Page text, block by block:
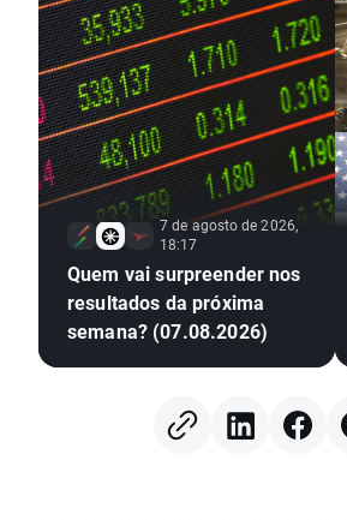
7 de agosto de 2026,
18:17
Quem vai surpreender nos
resultados da próxima
semana? (07.08.2026)